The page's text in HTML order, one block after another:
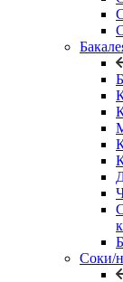
Соки/